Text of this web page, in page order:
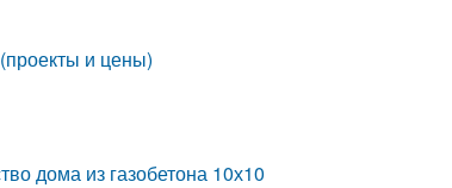
и цены)
дома из газобетона 10х10